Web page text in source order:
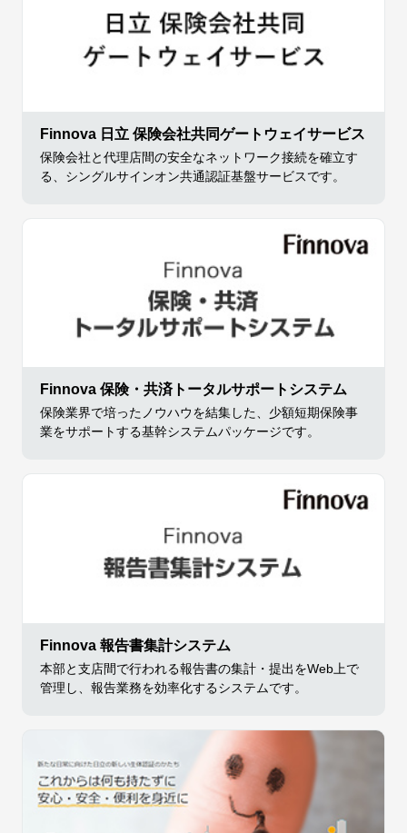
Finnova 日立 保険会社共同ゲートウェイサービス
保険会社と代理店間の安全なネットワーク接続を確立す
る、シングルサインオン共通認証基盤サービスです。
Finnova 保険・共済トータルサポートシステム
保険業界で培ったノウハウを結集した、少額短期保険事
業をサポートする基幹システムパッケージです。
Finnova 報告書集計システム
本部と支店間で行われる報告書の集計・提出をWeb上で
管理し、報告業務を効率化するシステムです。